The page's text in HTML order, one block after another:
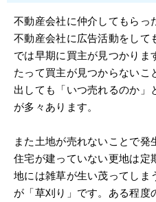
不動産会社に仲介してもらっ
不動産会社に広告活動をして
では早期に買主が見つかりま
たって買主が見つからないこ
出しても「いつ売れるのか」
が多々あります。
また土地が売れないことで発
住宅が建っていない更地は定
地には雑草が生い茂ってしま
が「草刈り」です。ある程度